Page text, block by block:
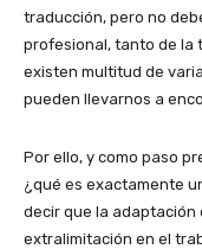
traducción, pero no
profesional, tanto de la
existen multitud de
pueden llevarnos a
Por ello, y como paso
¿qué es exactamente
decir que la adaptación
extralimitación en el